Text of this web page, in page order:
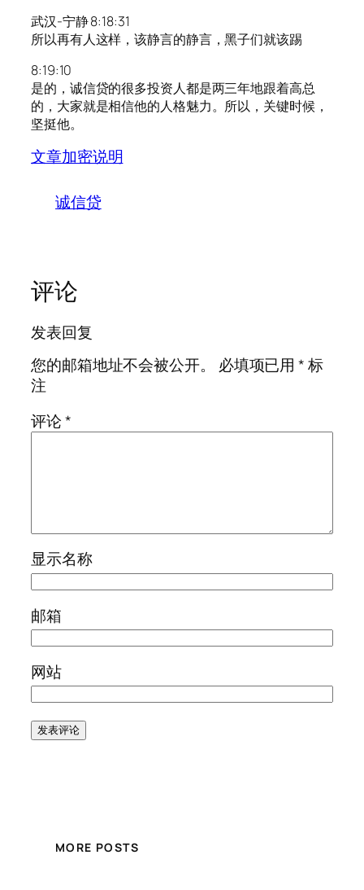
武汉-宁静 8:18:31
所以再有人这样，该静言的静言，黑子们就该踢
8:19:10
是的，诚信贷的很多投资人都是两三年地跟着高总
的，大家就是相信他的人格魅力。所以，关键时候，
坚挺他。
文章加密说明
诚信贷
评论
发表回复
您的邮箱地址不会被公开。
必填项已用*标
注
评论*
显示名称
邮箱
网站
MORE POSTS